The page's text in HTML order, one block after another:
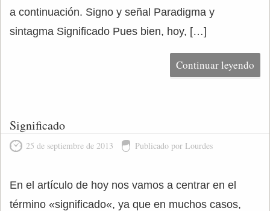
a continuación. Signo y señal Paradigma y
sintagma Significado Pues bien, hoy, […]
Continuar leyendo
Significado
25 de septiembre de 2013 Publicado por Lourdes
En el artículo de hoy nos vamos a centrar en el
término «significado«, ya que en muchos casos,